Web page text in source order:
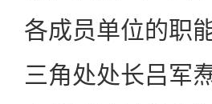
各成员单位的职
三角处处长吕军